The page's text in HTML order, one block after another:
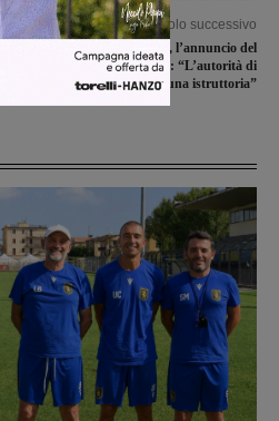
Articolo successivo
Frana di Ricasoli, l’annuncio del
Movimento 5 Stelle: “L’autorità di
vigilanza ha aperto una istruttoria”